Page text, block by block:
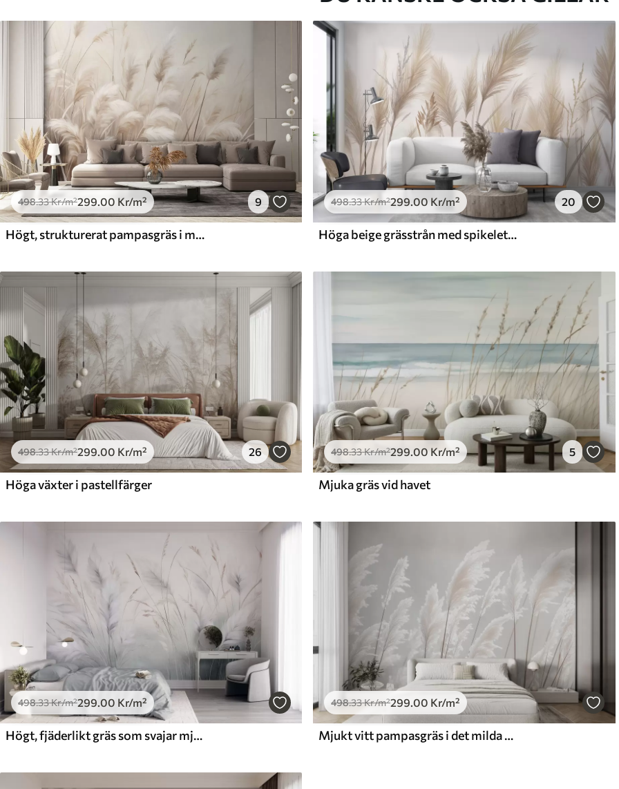
Rengöring
Tapeten kan rengöras försiktigt med en mjuk svamp. Tapeter med
lackfinish kan rengöras med vatten.
Tillämpningsmetod Sömlös applikation
Tillgängliga material
Standard
498.33299.00Kr/m²
Premium
631 .67379.00Kr/m²
Premiumvinyl Peel and Stick
498.33Kr/m²299 .00 Kr/m² 9
Högt, strukturerat pampasgräs i mjuka, varma, neutrala toner, med en suddig, ljus bakgrund.
498.33Kr/m²299 .00 Kr/m² 20
Höga beige grässtrån med spikelets som vajar i vinden mot en mjuk, ljus bakgrund
498.33Kr/m²299.00 Kr/m² 26
Höga växter i pastellfärger
498.33Kr/m²299.00Kr/m² 5
Mjuka gräs vid havet
498.33Kr/m²299 .00 Kr/m²
Högt, fjäderlikt gräs som svajar mjukt mot en mjuk, dämpad bakgrund – en fin naturkonst
498.33Kr/m²299 .00 Kr/m²
Mjukt vitt pampasgräs i det milda morgonljuset